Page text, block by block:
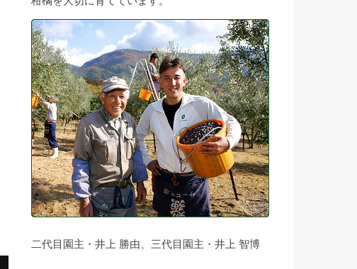
二代目園主・井上 勝由、三代目園主・井上 智博